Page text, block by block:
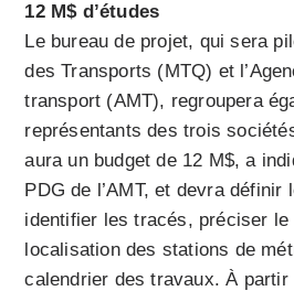
12 M$ d’études
Le bureau de projet, qui sera
des Transports (MTQ) et
transport (AMT), regroupera
représentants des trois
aura un budget de 12 M$, a
PDG de l’AMT, et devra définir
identifier les tracés, préciser le
localisation des stations de
calendrier des travaux. À